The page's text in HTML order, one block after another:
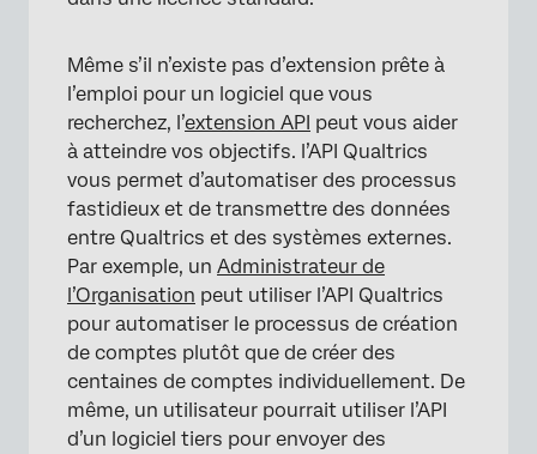
Même s’il n’existe pas d’extension prête à
l’emploi pour un logiciel que vous
recherchez, l’extension API peut vous aider
à atteindre vos objectifs. l’API Qualtrics
vous permet d’automatiser des processus
fastidieux et de transmettre des données
entre Qualtrics et des systèmes externes.
Par exemple, un Administrateur de
l’Organisation peut utiliser l’API Qualtrics
pour automatiser le processus de création
de comptes plutôt que de créer des
centaines de comptes individuellement. De
même, un utilisateur pourrait utiliser l’API
d’un logiciel tiers pour envoyer des